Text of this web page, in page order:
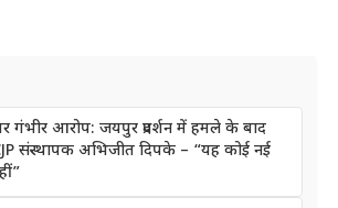
गंभीर आरोप: जयपुर प्रदर्शन में हमले के बाद
संस्थापक अभिजीत दिपके – “यह कोई नई